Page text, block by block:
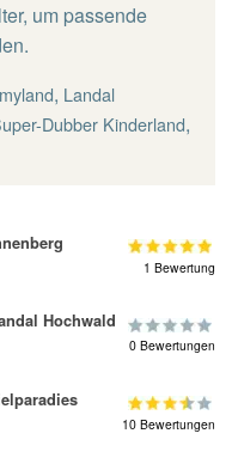
um passende
, Landal
Dubber Kinderland,
1 Bewertung
Hochwald
0 Bewertungen
10 Bewertungen